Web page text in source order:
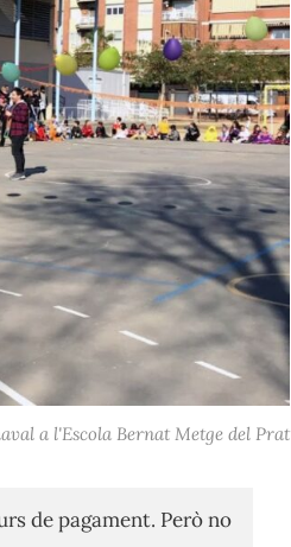
a l'Escola Bernat Metge del Prat
de pagament. Però no